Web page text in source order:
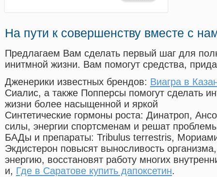
На пути к совершенству вместе с
Предлагаем Вам сделать первый шаг для
инитмной жизни. Вам помогут средства,
Дженерики известных брендов: Виагра в
Сиалис, а также Попперсы помогут сделать
жизни более насыщенной и яркой
Синтетические гормоны роста: Динатроп,
силы, энергии спортсменам и решат
БАДы и препараты: Tribulus terrestris,
Экдистерон повысят выносливость
энергию, восстановят работу многих
и, Где в Саратове купить дапоксетин.